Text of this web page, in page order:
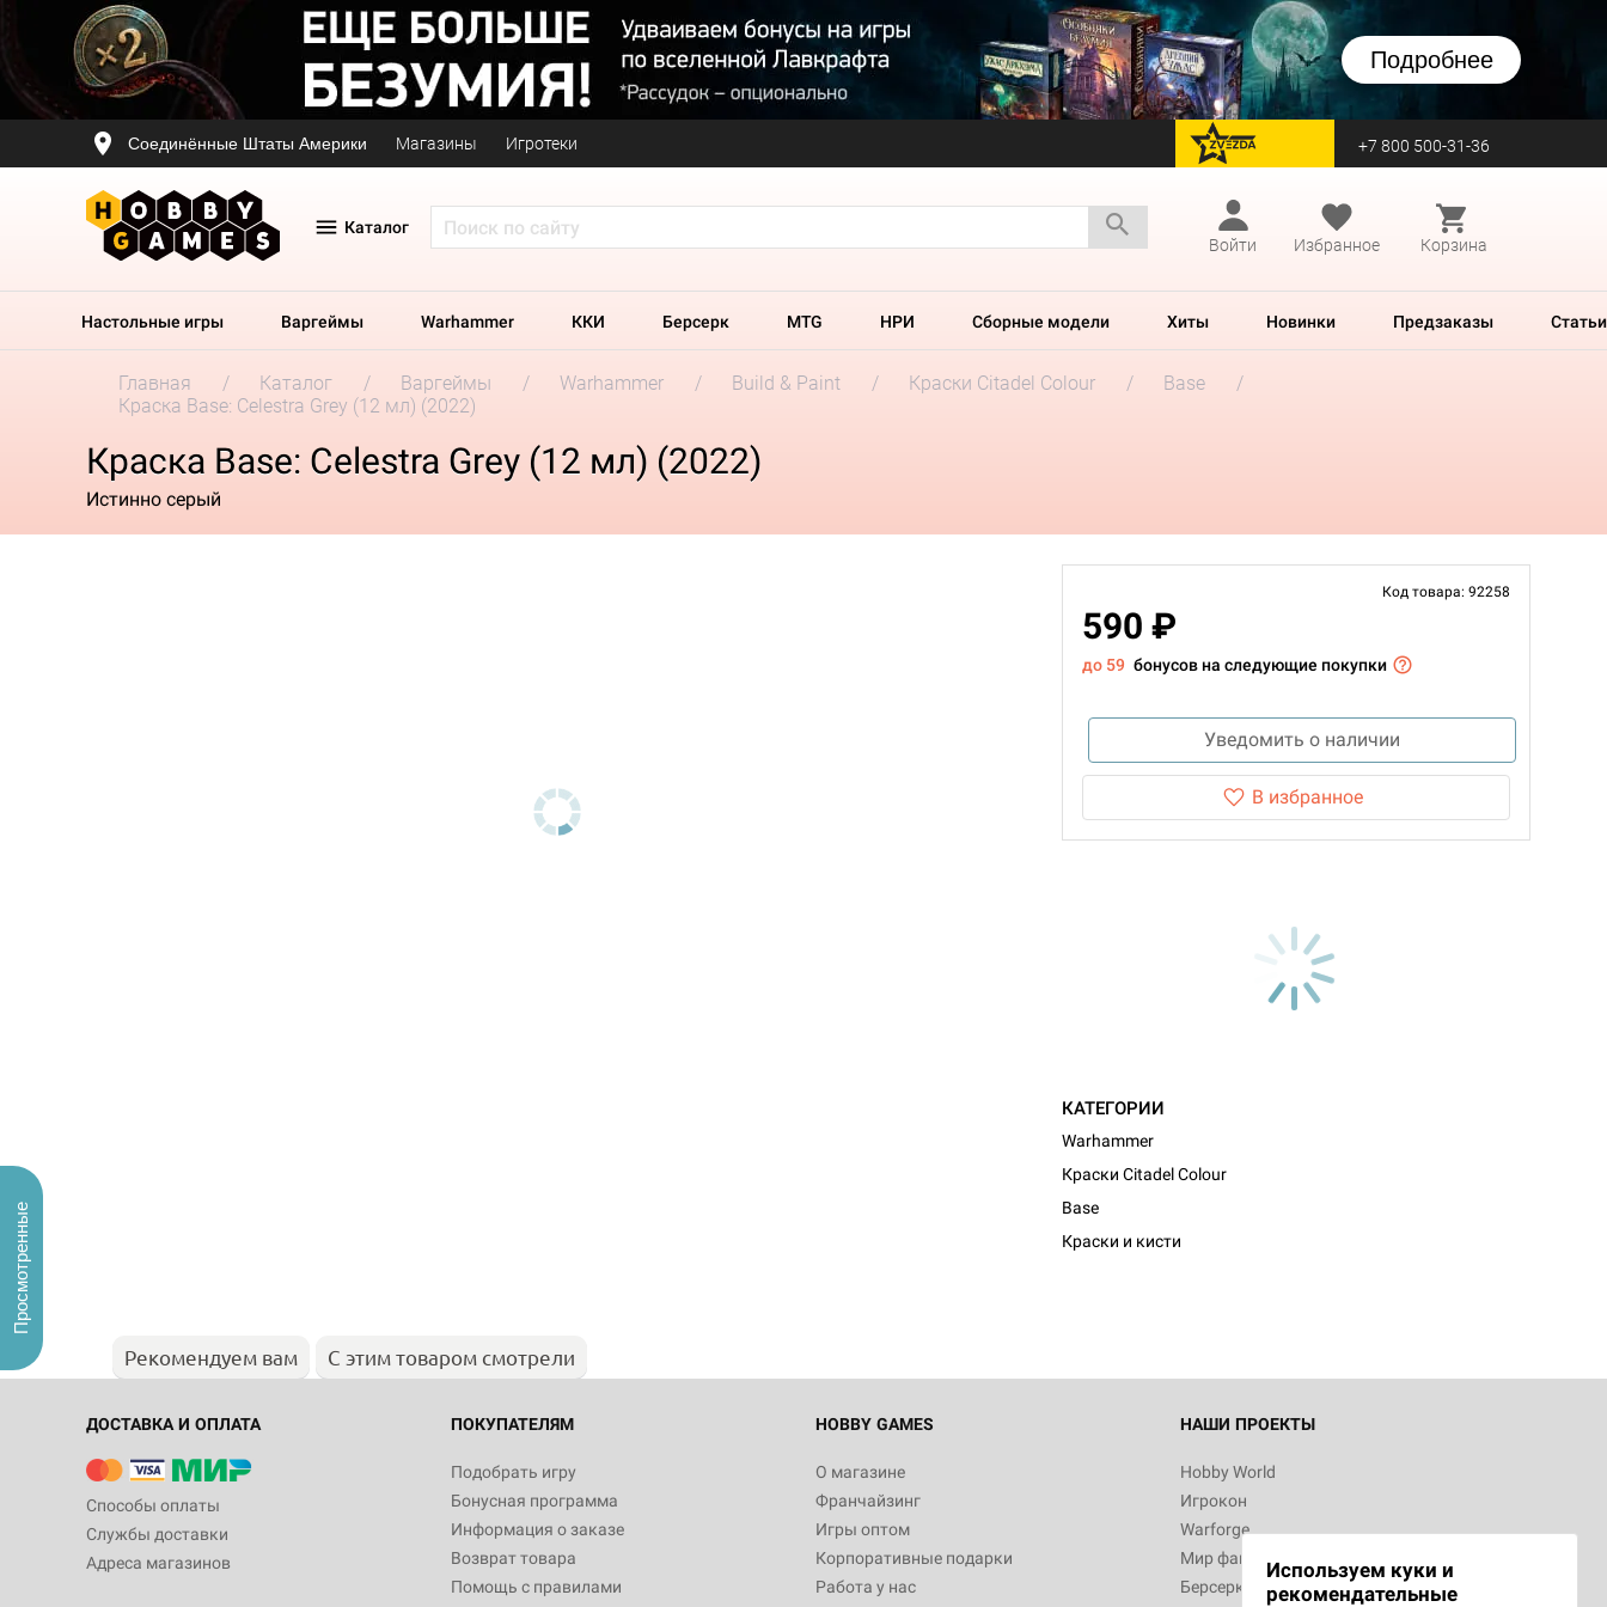
Подробнее
Соединённые Штаты Америки Магазины Игротеки перейти на Zvezda +7 800 500-31-36
Каталог
Войти
Избранное Корзина
Настольные игры Варгеймы Warhammer ККИ Берсерк MTG НРИ Сборные модели Хиты Новинки Предзаказы Статьи
Главная Каталог Варгеймы Warhammer Build & Paint Краски Citadel Colour
Base
Краска Base: Celestra Grey (12 мл) (2022)
Краска Base: Celestra Grey (12 мл) (2022)
Истинно серый
Код товара: 92258
590 ₽
до 59 бонусов на следующие покупки
Уведомить о наличии
В избранное
КАТЕГОРИИ
Warhammer
Краски Citadel Colour
Base
Краски и кисти
Рекомендуем вам С этим товаром смотрели
ДОСТАВКА И ОПЛАТА
Способы оплаты
Службы доставки
Адреса магазинов
ПОКУПАТЕЛЯМ
Подобрать игру
Бонусная программа
Информация о заказе
Возврат товара
Помощь с правилами
HOBBY GAMES
О магазине
Франчайзинг
Игры оптом
Корпоративные подарки
Работа у нас
НАШИ ПРОЕКТЫ
Hobby World
Игрокон
Warforge
Мир фантастики
Берсерк
Используем куки и
рекомендательные
Просмотренные
Настольная игра Hobby World Журнал
"Мир фантастики. Спецвыпуск: Братья
империи: Боевая тревога
799
Настольная игра Hobby World Сумерки
империи. Четвёртая редакция: Грозовой
Рубеж
12 990